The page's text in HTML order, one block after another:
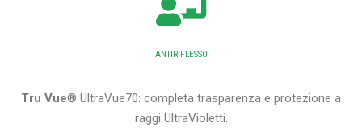
ANTIRIFLESSO
Tru Vue® UltraVue70: completa trasparenza e protezione a
raggi UltraVioletti.